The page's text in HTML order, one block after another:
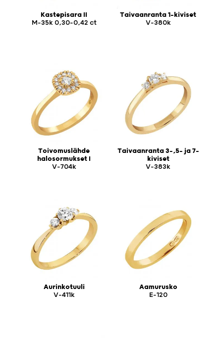
Kastepisara II
M-35k 0,30-0,42 ct
Taivaanranta 1-kiviset
V-380k
Toivomuslähde
halosormukset I
V-704k
Taivaanranta 3-,5- ja 7-
kiviset
V-383k
Aurinkotuuli
V-411k
Aamurusko
E-120